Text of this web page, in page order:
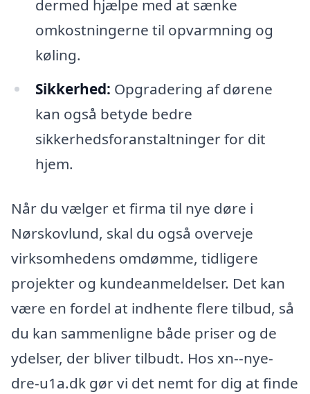
dermed hjælpe med at sænke
omkostningerne til opvarmning og
køling.
Sikkerhed: Opgradering af dørene
kan også betyde bedre
sikkerhedsforanstaltninger for dit
hjem.
Når du vælger et firma til nye døre i
Nørskovlund, skal du også overveje
virksomhedens omdømme, tidligere
projekter og kundeanmeldelser. Det kan
være en fordel at indhente flere tilbud, så
du kan sammenligne både priser og de
ydelser, der bliver tilbudt. Hos xn--nye-
dre-u1a.dk gør vi det nemt for dig at finde